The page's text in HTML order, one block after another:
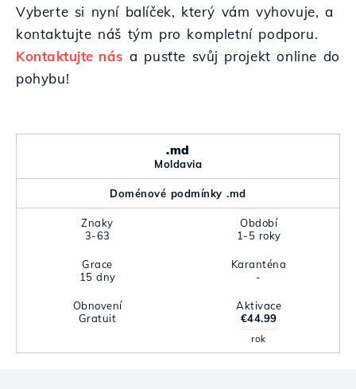
Vyberte si nyní balíček, který vám vyhovuje, a
kontaktujte náš tým pro kompletní podporu.
Kontaktujte nás a pusťte svůj projekt online do
pohybu!
.md
Moldavia
Doménové podmínky .md
Znaky
3-63
Období
1-5 roky
Grace
15 dny
Karanténa
-
Obnovení
Gratuit
Aktivace
€44.99
rok